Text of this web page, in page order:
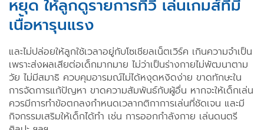
หยุด ให้ลูกดูรายการทีวี เล่นเกมส์ที่มี
เนื้อหารุนแรง
และไม่ปล่อยให้ลูกใช้เวลาอยู่กับโซเชียลเน็ตเวิร์ค เกินความจำเป็น
เพราะส่งผลเสียต่อเด็กมากมาย ไม่ว่าเป็นร่างกายไม่พัฒนาตาม
วัย ไม่มีสมาธิ ควบคุมอารมณ์ไม่ได้หงุดหงิดง่าย ขาดทักษะใน
การจัดการแก้ปัญหา ขาดความสัมพันธ์กับผู้อื่น หากจะให้เด็กเล่น
ควรมีการทำข้อตกลงกำหนดเวลากติกาการเล่นที่ชัดเจน และมี
กิจกรรมเสริมให้เด็กได้ทำ เช่น การออกกำลังกาย เล่นดนตรี